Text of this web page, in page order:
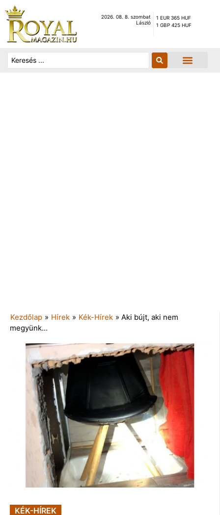
2026. 08. 8. szombat
László
1 EUR 365 HUF
1 GBP 425 HUF
Kezdőlap » Hírek » Kék-Hírek » Aki bújt, aki nem
megyünk…
KÉK-HÍREK